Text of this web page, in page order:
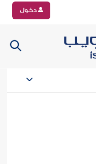
دخول